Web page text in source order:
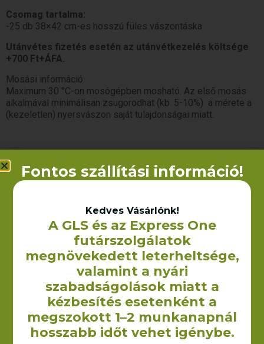
Csomag tartalma:
-25 db 38×42 cm-es hosszú füles vászontáska
Utánvétes fizetés esetén az utánvétkezelés költsége
+700 Ft+ÁFA.
Mosási információ:
Maximum 30 °C-on mosógépben mosható. Az első mosás
alkalmával minimálisan zsugorodhat (kb. 5-10%) a mérete a
(kezeletlen) nyersvászon saját tulajdonságai miatt.
Kapcsolódó termékek
10 db-os
70 db-os
Fontos szállítási információ!
Kedves Vásárlónk!
A GLS és az Express One
futárszolgálatok
megnövekedett leterheltsége,
valamint a nyári
szabadságolások miatt a
kézbesítés esetenként a
megszokott 1–2 munkanapnál
hosszabb időt vehet igénybe.